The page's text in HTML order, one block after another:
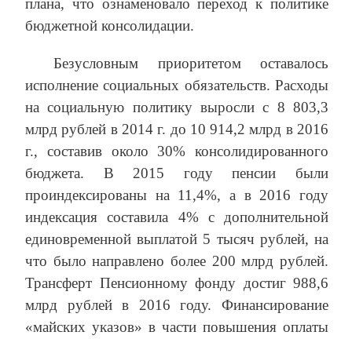
плана, что ознаменовало переход к политике
бюджетной консолидации.
Безусловным приоритетом оставалось
исполнение социальных обязательств. Расходы
на социальную политику выросли с 8 803,3
млрд рублей в 2014 г. до 10 914,2 млрд в 2016
г., составив около 30% консолидированного
бюджета. В 2015 году пенсии были
проиндексированы на 11,4%, а в 2016 году
индексация составила 4% с дополнительной
единовременной выплатой 5 тысяч рублей, на
что было направлено более 200 млрд рублей.
Трансферт Пенсионному фонду достиг 988,6
млрд рублей в 2016 году. Финансирование
«майских указов» в части повышения оплаты